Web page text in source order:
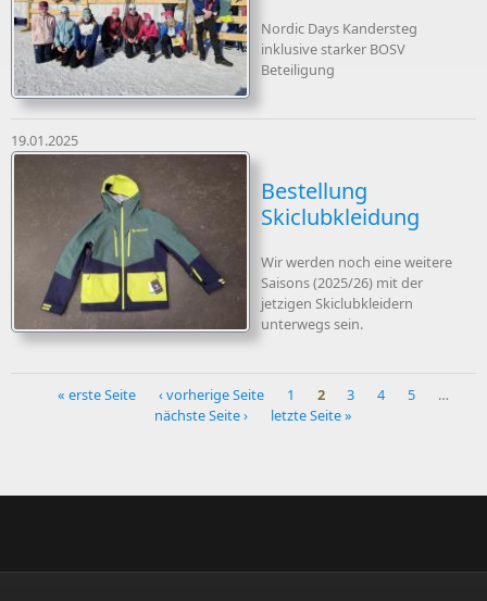
Nordic Days Kandersteg
inklusive starker BOSV
Beteiligung
19.01.2025
Bestellung
Skiclubkleidung
Wir werden noch eine weitere
Saisons (2025/26) mit der
jetzigen Skiclubkleidern
unterwegs sein.
« erste Seite ‹ vorherige Seite 1 2 3 4 5
…
nächste Seite ›
letzte Seite »